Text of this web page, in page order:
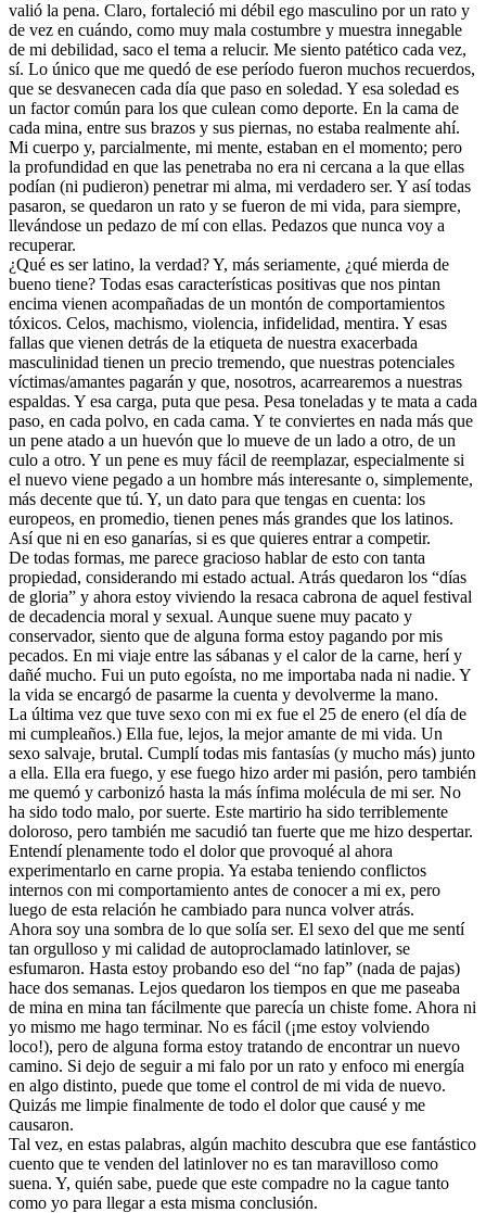
valió la pena. Claro, fortaleció mi débil ego masculino por un rato y
de vez en cuándo, como muy mala costumbre y muestra innegable
de mi debilidad, saco el tema a relucir. Me siento patético cada vez,
sí. Lo único que me quedó de ese período fueron muchos recuerdos,
que se desvanecen cada día que paso en soledad. Y esa soledad es
un factor común para los que culean como deporte. En la cama de
cada mina, entre sus brazos y sus piernas, no estaba realmente ahí.
Mi cuerpo y, parcialmente, mi mente, estaban en el momento; pero
la profundidad en que las penetraba no era ni cercana a la que ellas
podían (ni pudieron) penetrar mi alma, mi verdadero ser. Y así todas
pasaron, se quedaron un rato y se fueron de mi vida, para siempre,
llevándose un pedazo de mí con ellas. Pedazos que nunca voy a
recuperar.
¿Qué es ser latino, la verdad? Y, más seriamente, ¿qué mierda de
bueno tiene? Todas esas características positivas que nos pintan
encima vienen acompañadas de un montón de comportamientos
tóxicos. Celos, machismo, violencia, infidelidad, mentira. Y esas
fallas que vienen detrás de la etiqueta de nuestra exacerbada
masculinidad tienen un precio tremendo, que nuestras potenciales
víctimas/amantes pagarán y que, nosotros, acarrearemos a nuestras
espaldas. Y esa carga, puta que pesa. Pesa toneladas y te mata a cada
paso, en cada polvo, en cada cama. Y te conviertes en nada más que
un pene atado a un huevón que lo mueve de un lado a otro, de un
culo a otro. Y un pene es muy fácil de reemplazar, especialmente si
el nuevo viene pegado a un hombre más interesante o, simplemente,
más decente que tú. Y, un dato para que tengas en cuenta: los
europeos, en promedio, tienen penes más grandes que los latinos.
Así que ni en eso ganarías, si es que quieres entrar a competir.
De todas formas, me parece gracioso hablar de esto con tanta
propiedad, considerando mi estado actual. Atrás quedaron los “días
de gloria” y ahora estoy viviendo la resaca cabrona de aquel festival
de decadencia moral y sexual. Aunque suene muy pacato y
conservador, siento que de alguna forma estoy pagando por mis
pecados. En mi viaje entre las sábanas y el calor de la carne, herí y
dañé mucho. Fui un puto egoísta, no me importaba nada ni nadie. Y
la vida se encargó de pasarme la cuenta y devolverme la mano.
La última vez que tuve sexo con mi ex fue el 25 de enero (el día de
mi cumpleaños.) Ella fue, lejos, la mejor amante de mi vida. Un
sexo salvaje, brutal. Cumplí todas mis fantasías (y mucho más) junto
a ella. Ella era fuego, y ese fuego hizo arder mi pasión, pero también
me quemó y carbonizó hasta la más ínfima molécula de mi ser. No
ha sido todo malo, por suerte. Este martirio ha sido terriblemente
doloroso, pero también me sacudió tan fuerte que me hizo despertar.
Entendí plenamente todo el dolor que provoqué al ahora
experimentarlo en carne propia. Ya estaba teniendo conflictos
internos con mi comportamiento antes de conocer a mi ex, pero
luego de esta relación he cambiado para nunca volver atrás.
Ahora soy una sombra de lo que solía ser. El sexo del que me sentí
tan orgulloso y mi calidad de autoproclamado latinlover, se
esfumaron. Hasta estoy probando eso del “no fap” (nada de pajas)
hace dos semanas. Lejos quedaron los tiempos en que me paseaba
de mina en mina tan fácilmente que parecía un chiste fome. Ahora ni
yo mismo me hago terminar. No es fácil (¡me estoy volviendo
loco!), pero de alguna forma estoy tratando de encontrar un nuevo
camino. Si dejo de seguir a mi falo por un rato y enfoco mi energía
en algo distinto, puede que tome el control de mi vida de nuevo.
Quizás me limpie finalmente de todo el dolor que causé y me
causaron.
Tal vez, en estas palabras, algún machito descubra que ese fantástico
cuento que te venden del latinlover no es tan maravilloso como
suena. Y, quién sabe, puede que este compadre no la cague tanto
como yo para llegar a esta misma conclusión.